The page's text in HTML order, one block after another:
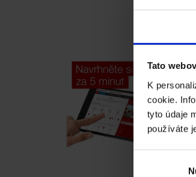
Tato
K
cookie.
tyto údaje
používáte